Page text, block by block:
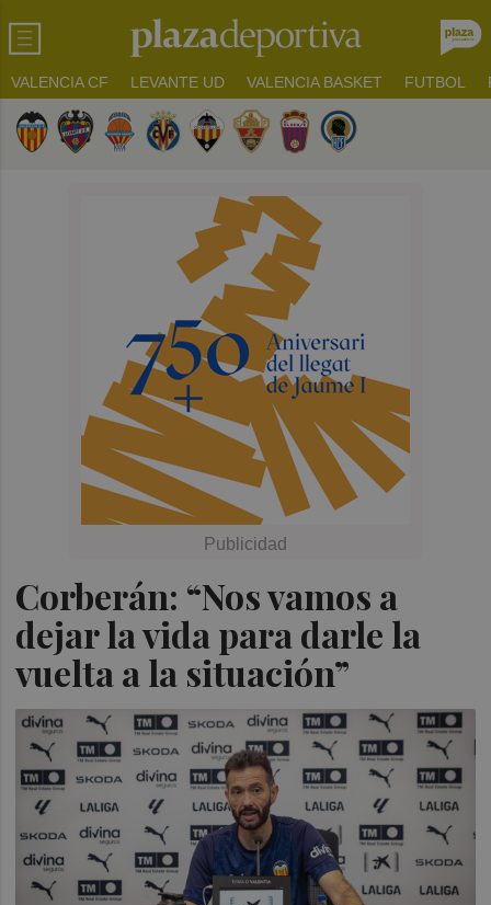
VALENCIA CF LEVANTE UD VALENCIA BASKET FUTBOL
Corberán: “Nos vamos a
dejar la vida para darle la
vuelta a la situación”